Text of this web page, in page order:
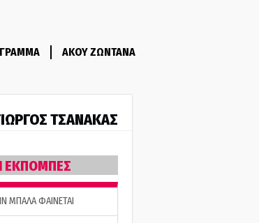
ΑΚΟΥ ΖΩΝΤΑΝΑ
ΤΣΑΝΑΚΑΣ
ΕΚΠΟΜΠΕΣ
ΜΠΑΛΑ ΦΑΙΝΕΤΑΙ